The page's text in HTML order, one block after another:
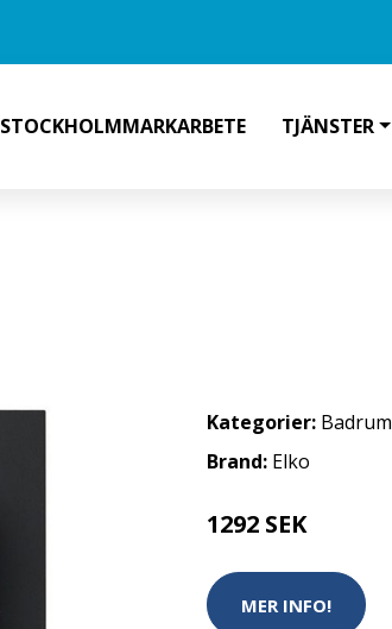
STOCKHOLMMARKARBETE TJÄNSTER
Kategorier: Badrum
Brand: Elko
1292 SEK
MER INFO!